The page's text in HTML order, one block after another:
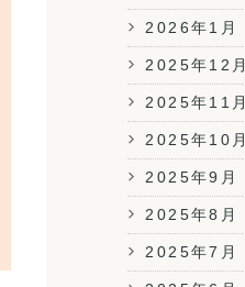
2026年1月
2025年12月
2025年11月
2025年10月
2025年9月
2025年8月
2025年7月